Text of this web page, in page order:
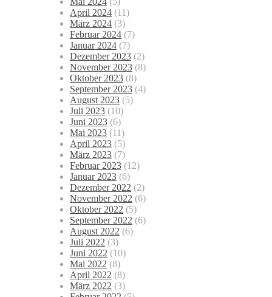
April 2024 (11)
März 2024 (3)
Februar 2024 (7)
Januar 2024 (7)
Dezember 2023 (2)
November 2023 (8)
Oktober 2023 (8)
September 2023 (4)
August 2023 (5)
Juli 2023 (10)
Juni 2023 (6)
Mai 2023 (11)
April 2023 (5)
März 2023 (7)
Februar 2023 (12)
Januar 2023 (6)
Dezember 2022 (2)
November 2022 (6)
Oktober 2022 (5)
September 2022 (6)
August 2022 (6)
Juli 2022 (3)
Juni 2022 (10)
Mai 2022 (8)
April 2022 (8)
März 2022 (3)